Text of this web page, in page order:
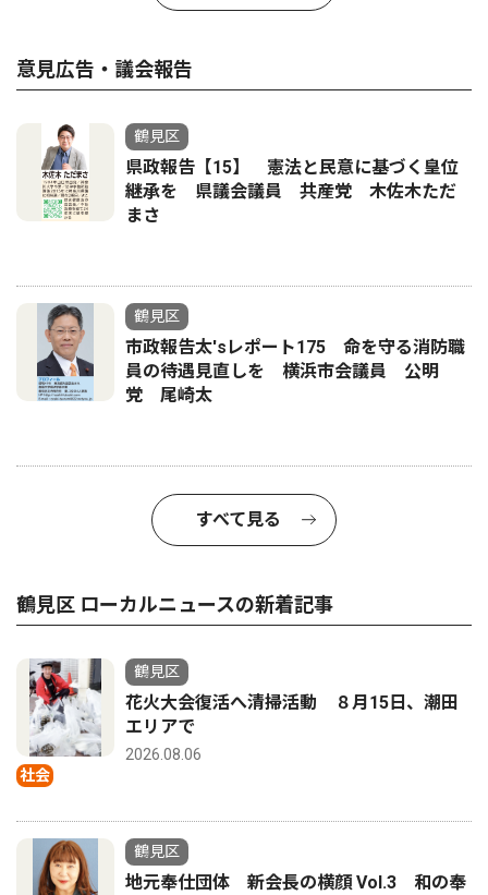
意見広告・議会報告
鶴見区
県政報告【15】 憲法と民意に基づく皇位
継承を 県議会議員 共産党 木佐木ただ
まさ
鶴見区
市政報告太'sレポート175 命を守る消防職
員の待遇見直しを 横浜市会議員 公明
党 尾崎太
すべて見る
鶴見区 ローカルニュースの新着記事
社会
鶴見区
花火大会復活へ清掃活動 ８月15日、潮田
エリアで
2026.08.06
鶴見区
地元奉仕団体 新会長の横顔 Vol.3 和の奉